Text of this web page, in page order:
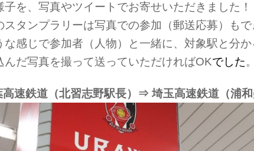
子を、写真やツイートでお寄せいただきました！
スタンプラリーは写真での参加（郵送応募）もで
な感じで参加者（人物）と一緒に、対象駅と分
んだ写真を撮って送っていただければOKでした。
高速鉄道（北習志野駅長）⇒ 埼玉高速鉄道（浦和